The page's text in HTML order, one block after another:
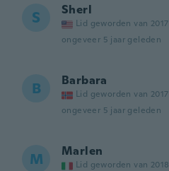
S Sherl
Lid geworden van 2017
ongeveer 5 jaar geleden
B Barbara
Lid geworden van 2017
ongeveer 5 jaar geleden
M Marlen
Lid geworden van 2018